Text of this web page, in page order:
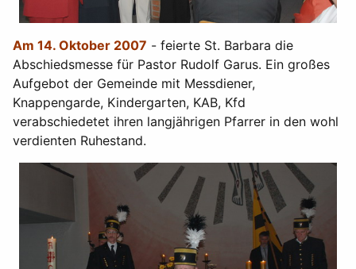
Am 14. Oktober 2007 - feierte St. Barbara die
Abschiedsmesse für Pastor Rudolf Garus. Ein großes
Aufgebot der Gemeinde mit Messdiener,
Knappengarde, Kindergarten, KAB, Kfd
verabschiedetet ihren langjährigen Pfarrer in den wohl
verdienten Ruhestand.